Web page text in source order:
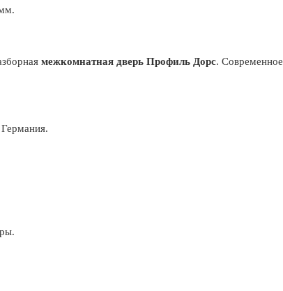
межкомнатная дверь Профиль Дорс. Современное